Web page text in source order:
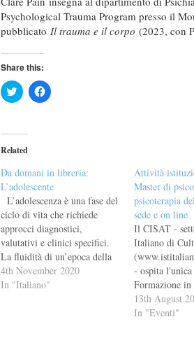
Psychological Trauma Program presso il
pubblicato Il trauma e il corpo (2023, con
Share this:
Click
to
(Opens
in
new
Click
to
Related
Da domani in libreria:
L’adolescente
L’adolescenza è una fase del
ciclo di vita che richiede
approcci diagnostici,
valutativi e clinici specifici.
La fluidità di un’epoca della
vita caratterizzata da
instabilità psichica, corporea e
4th November 2020
In "Italiano"
Attività
Master di
psicoterapia
sede e on line
Il CISAT -
Italiano di
- ospita
Formazione
esistente in
riconosciuta ed
13th August
In "Eventi"